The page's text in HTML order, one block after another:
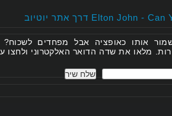
אותו כאופציה אבל מפחדים לשכוח?
מלאו את שדה הדואר האלקטרוני ולחצו על